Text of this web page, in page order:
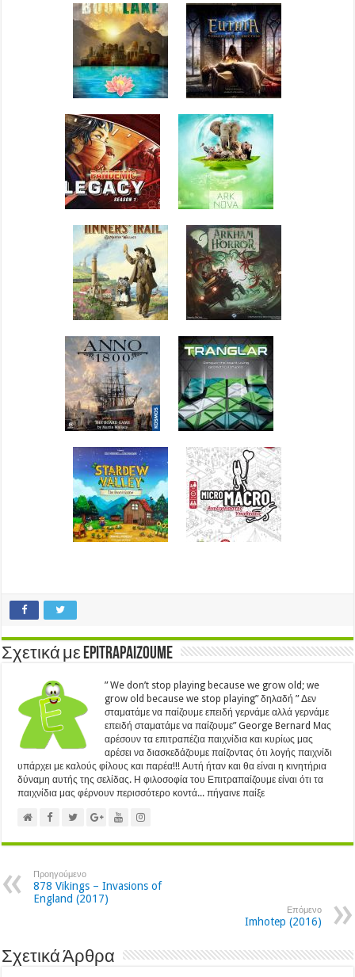
Σχετικά με Epitrapaizoume
” We don’t stop playing because we grow old; we
grow old because we stop playing” δηλαδή ” Δεν
σταματάμε να παίζουμε επειδή γερνάμε αλλά γερνάμε
επειδή σταματάμε να παίζουμε” George Bernard Μας
αρέσουν τα επιτραπέζια παιχνίδια και κυρίως μας
αρέσει να διασκεδάζουμε παίζοντας ότι λογής παιχνίδι
υπάρχει με καλούς φίλους και παρέα!!! Αυτή ήταν και θα είναι η κινητήρια
δύναμη αυτής της σελίδας. Η φιλοσοφία του Επιτραπαίζουμε είναι ότι τα
παιχνίδια μας φέρνουν περισσότερο κοντά... πήγαινε παίξε
Προηγούμενο
878 Vikings – Invasions of
England (2017)
Επόμενο
Imhotep (2016)
Σχετικά Άρθρα